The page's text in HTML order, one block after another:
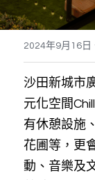
搜索
2024年9月16日
沙田新城市
元化空間
有休憩設施
花圃等，更
動、音樂及